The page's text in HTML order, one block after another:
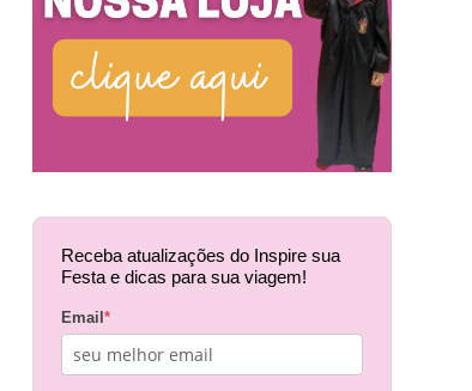
Receba atualizações do Inspire sua
Festa e dicas para sua viagem!
Email *